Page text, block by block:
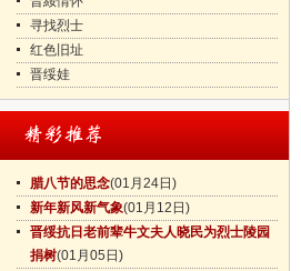
寻找烈士
红色旧址
晋绥娃
腊八节的思念(01月24日)
新年新风新气象(01月12日)
晋绥抗日老前辈牛文夫人晓民为烈士陵园
捐树(01月05日)